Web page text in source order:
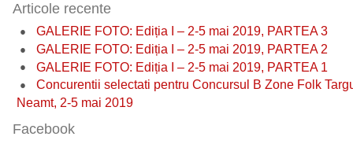
Articole recente
GALERIE FOTO: Ediția I – 2-5 mai 2019, PARTEA 3
GALERIE FOTO: Ediția I – 2-5 mai 2019, PARTEA 2
GALERIE FOTO: Ediția I – 2-5 mai 2019, PARTEA 1
Concurentii selectati pentru Concursul B Zone Folk
Neamt, 2-5 mai 2019
Facebook